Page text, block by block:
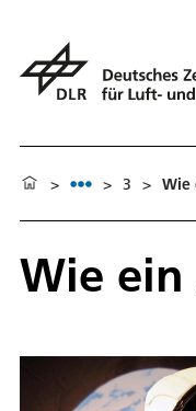
> > 3 > Wie
Wie